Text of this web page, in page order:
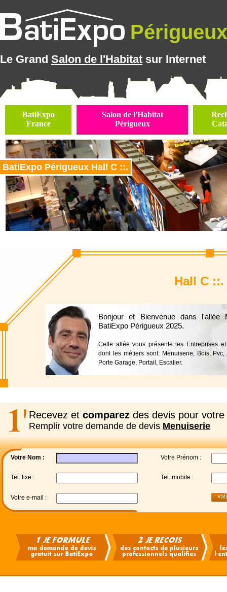
Le Grand Salon de l'Habitat sur Internet
BatiExpo
France
Salon de l'Habitat
Périgueux
BatiExpo Périgueux Hall C ::.
Hall C
Bonjour et Bienvenue dans l'allée
BatiExpo Périgueux 2025.
Cette allée vous présente les Entreprises
dont les métiers sont: Menuiserie, Bois, Pvc,
Porte Garage, Portail, Escalier.
Recevez et comparez des devis pour votre
Remplir votre demande de devis Menuiserie
Votre Nom : Votre Prénom :
Tel. fixe : Tel. mobile :
Votre e-mail :